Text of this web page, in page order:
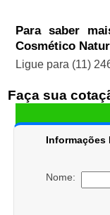
Para saber
Cosmético
Ligue para (11)
Faça sua
Informações
Nome: